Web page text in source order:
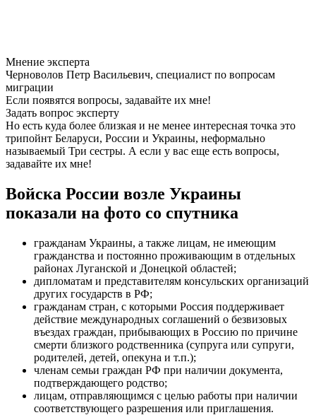
Мнение эксперта
Черноволов Петр Васильевич, специалист по вопросам
миграции
Если появятся вопросы, задавайте их мне!
Задать вопрос эксперту
Но есть куда более близкая и не менее интересная точка это
трипойнт Беларуси, России и Украины, неформально
называемый Три сестры. А если у вас еще есть вопросы,
задавайте их мне!
Войска России возле Украины
показали на фото со спутника
гражданам Украины, а также лицам, не имеющим
гражданства и постоянно проживающим в отдельных
районах Луганской и Донецкой областей;
дипломатам и представителям консульских организаций
других государств в РФ;
гражданам стран, с которыми Россия поддерживает
действие международных соглашений о безвизовых
въездах граждан, прибывающих в Россию по причине
смерти близкого родственника (супруга или супруги,
родителей, детей, опекуна и т.п.);
членам семьи граждан РФ при наличии документа,
подтверждающего родство;
лицам, отправляющимся с целью работы при наличии
соответствующего разрешения или приглашения.